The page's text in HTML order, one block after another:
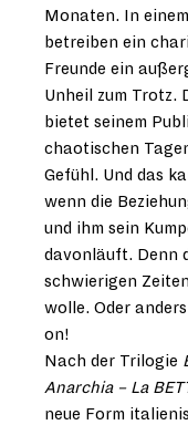
Monaten. In
betreiben ein
Freunde ein
Unheil zum Trotz.
bietet seinem
chaotischen
Gefühl. Und das
wenn die
und ihm sein
davonläuft. Denn
schwierigen
wolle. Oder
on!
Nach der Trilogie
Anarchia – La
neue Form